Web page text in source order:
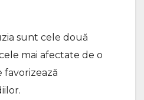
sunt cele două
mai afectate de o
favorizează